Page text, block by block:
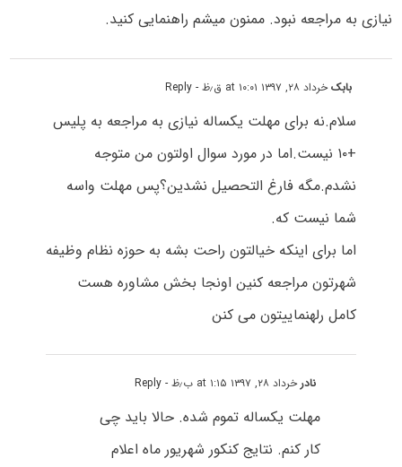
نیازی به مراجعه نبود. ممنون میشم راهنمایی کنید.
بابکخرداد ۲۸, ۱۳۹۷ at ۱۰:۰۱ ق٫ظ - Reply
سلام.نه برای مهلت یکساله نیازی به مراجعه به پلیس
+۱۰ نیست.اما در مورد سوال اولتون من متوجه
نشدم.مگه فارغ التحصیل نشدین؟پس مهلت واسه
شما نیست که.
اما برای اینکه خیالتون راحت بشه به حوزه نظام وظیفه
شهرتون مراجعه کنین اونجا بخش مشاوره هست
کامل رلهنماییتون می کنن
نادرخرداد ۲۸, ۱۳۹۷ at ۱:۱۵ ب٫ظ - Reply
مهلت یکساله تموم شده. حالا باید چی
کار کنم. نتایج کنکور شهریور ماه اعلام